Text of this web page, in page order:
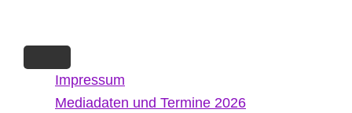
Impressum
Mediadaten und Termine 2026